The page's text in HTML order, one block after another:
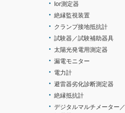
Ior測定器
絶縁監視装置
クランプ接地抵抗計
試験器／試験補助器具
太陽光発電用測定器
漏電モニター
電力計
避雷器劣化診断測定器
絶縁抵抗計
デジタルマルチメーター／